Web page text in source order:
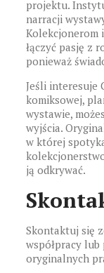
projektu.
narracji
Kolekcjonerom
łączyć pasję z
ponieważ
Jeśli interesuje
komiksowej,
wystawie,
wyjścia.
w której
ją odkrywać.
Skontaktuj się
współpracy
oryginalnych